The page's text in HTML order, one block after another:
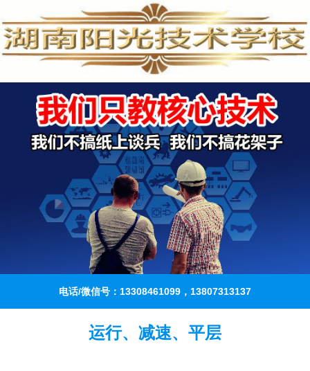
电话/微信号：13308461099，13807313137
运行、减速、平层